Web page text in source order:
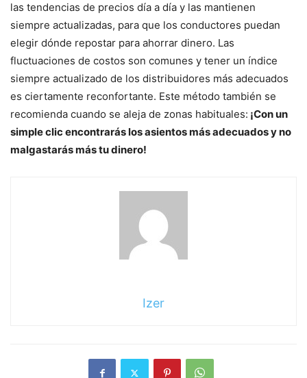
las tendencias de precios día a día y las mantienen
siempre actualizadas, para que los conductores puedan
elegir dónde repostar para ahorrar dinero. Las
fluctuaciones de costos son comunes y tener un índice
siempre actualizado de los distribuidores más adecuados
es ciertamente reconfortante. Este método también se
recomienda cuando se aleja de zonas habituales: ¡Con un
simple clic encontrarás los asientos más adecuados y no
malgastarás más tu dinero!
Izer